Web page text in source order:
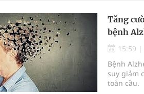
Tăng
bệnh
15:59 |
Bệnh
suy giảm
toàn cầu.